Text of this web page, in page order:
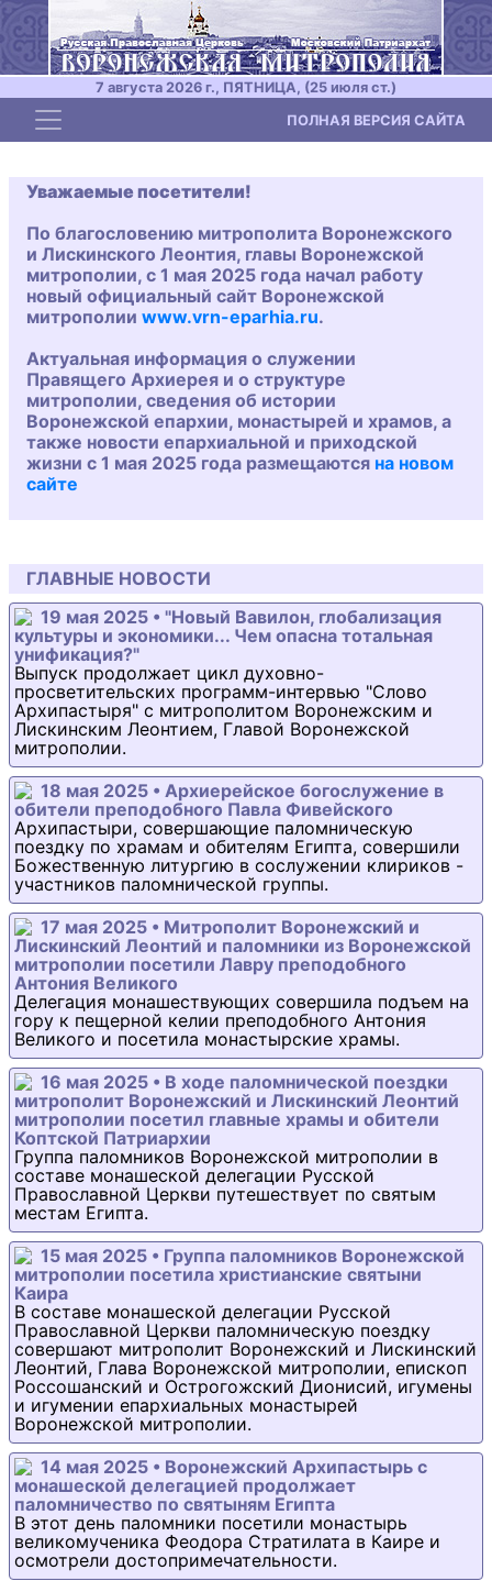
7 августа 2026 г., ПЯТНИЦА, (25 июля ст.)
Toggle navigation ПОЛНАЯ ВЕРСИЯ САЙТА
Уважаемые посетители!
По благословению митрополита Воронежского
и Лискинского Леонтия, главы Воронежской
митрополии, с 1 мая 2025 года начал работу
новый официальный сайт Воронежской
митрополии www.vrn-eparhia.ru.
Актуальная информация о служении
Правящего Архиерея и о структуре
митрополии, сведения об истории
Воронежской епархии, монастырей и храмов, а
также новости епархиальной и приходской
жизни с 1 мая 2025 года размещаются на новом
сайте
ГЛАВНЫЕ НОВОСТИ
19 мая 2025 • "Новый Вавилон, глобализация
культуры и экономики... Чем опасна тотальная
унификация?"
Выпуск продолжает цикл духовно-
просветительских программ-интервью "Слово
Архипастыря" с митрополитом Воронежским и
Лискинским Леонтием, Главой Воронежской
митрополии.
18 мая 2025 • Архиерейское богослужение в
обители преподобного Павла Фивейского
Архипастыри, совершающие паломническую
поездку по храмам и обителям Египта, совершили
Божественную литургию в сослужении клириков -
участников паломнической группы.
17 мая 2025 • Митрополит Воронежский и
Лискинский Леонтий и паломники из Воронежской
митрополии посетили Лавру преподобного
Антония Великого
Делегация монашествующих совершила подъем на
гору к пещерной келии преподобного Антония
Великого и посетила монастырские храмы.
16 мая 2025 • В ходе паломнической поездки
митрополит Воронежский и Лискинский Леонтий
митрополии посетил главные храмы и обители
Коптской Патриархии
Группа паломников Воронежской митрополии в
составе монашеской делегации Русской
Православной Церкви путешествует по святым
местам Египта.
15 мая 2025 • Группа паломников Воронежской
митрополии посетила христианские святыни
Каира
В составе монашеской делегации Русской
Православной Церкви паломническую поездку
совершают митрополит Воронежский и Лискинский
Леонтий, Глава Воронежской митрополии, епископ
Россошанский и Острогожский Дионисий, игумены
и игумении епархиальных монастырей
Воронежской митрополии.
14 мая 2025 • Воронежский Архипастырь с
монашеской делегацией продолжает
паломничество по святыням Египта
В этот день паломники посетили монастырь
великомученика Феодора Стратилата в Каире и
осмотрели достопримечательности.